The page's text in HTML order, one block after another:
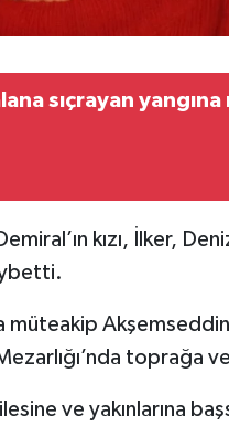
sıçrayan
kızı, İlker,
müteakip
toprağa
ve yakınlarına